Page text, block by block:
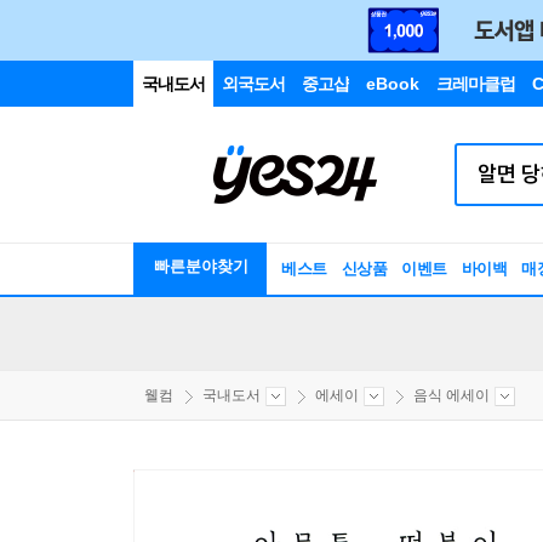
국내도서 외국도서 중고샵 eBook 크레마클럽
빠른분야찾기 베스트 신상품 이벤트 바이백 매
웰컴 국내도서 에세이 음식 에세이